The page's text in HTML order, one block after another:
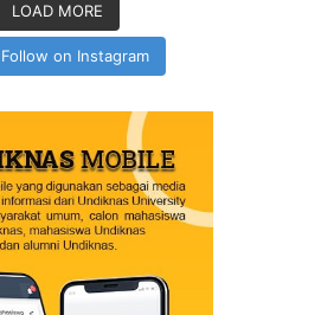
LOAD MORE
Follow on Instagram